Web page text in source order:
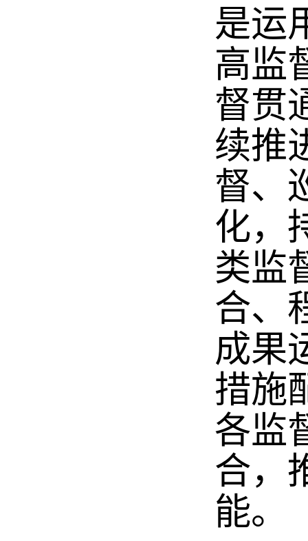
是运
高监
督贯
续推
督、
化，
类监
合、
成果
措施
各监
合，
能。